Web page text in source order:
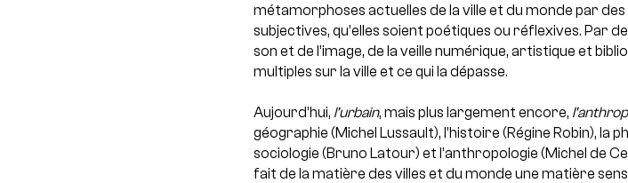
métamorphoses actuelles de la ville et du monde par
subjectives, qu’elles soient poétiques ou réflexives. Par
son et de l’image, de la veille numérique, artistique et
multiples sur la ville et ce qui la dépasse.
Aujourd’hui, l’urbain, mais plus largement encore,
géographie (Michel Lussault), l’histoire (Régine Robin), la
sociologie (Bruno Latour) et l’anthropologie (Michel de
fait de la matière des villes et du monde une matière